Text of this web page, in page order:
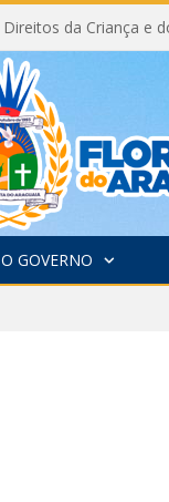
O GOVERNO